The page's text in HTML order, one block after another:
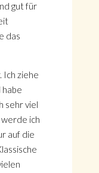
gut für
das
Ich ziehe
habe
sehr viel
werde ich
auf die